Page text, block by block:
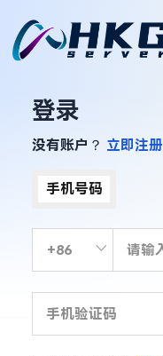
登录
没有账户？ 立即注册
手机号码